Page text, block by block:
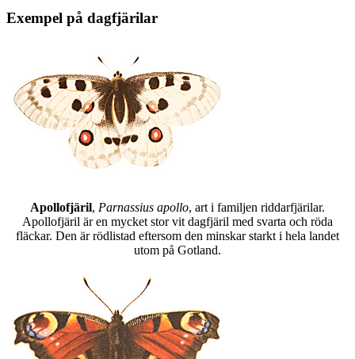
Exempel på dagfjärilar
Apollofjäril, Parnassius apollo, art i familjen riddarfjärilar.
Apollofjäril är en mycket stor vit dagfjäril med svarta och röda
fläckar. Den är rödlistad eftersom den minskar starkt i hela landet
utom på Gotland.